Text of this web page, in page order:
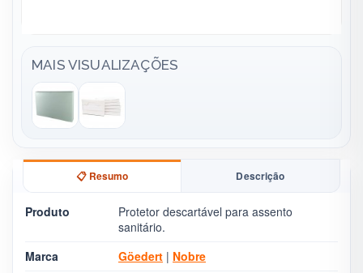
MAIS VISUALIZAÇÕES
📋 Resumo Descrição
Produto
Protetor descartável para assento
sanitário.
Marca
Göedert | Nobre